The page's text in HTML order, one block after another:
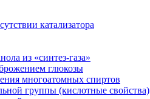
катализатора
из «синтез-газа»
глюкозы
многоатомных спиртов
группы (кислотные свойства)